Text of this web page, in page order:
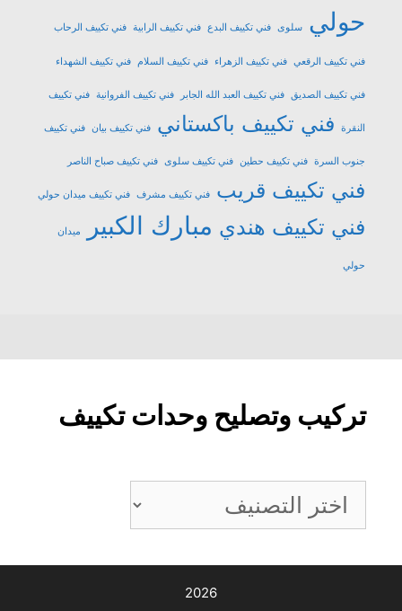
حولي سلوى فني تكييف البدع فني تكييف الرابية فني تكييف الرحاب
فني تكييف الرقعي فني تكييف الزهراء فني تكييف السلام فني تكييف الشهداء
فني تكييف الصديق فني تكييف العبد الله الجابر فني تكييف الفروانية فني تكييف
النقرة فني تكييف باكستاني فني تكييف بيان فني تكييف
جنوب السرة فني تكييف حطين فني تكييف سلوى فني تكييف صباح الناصر
فني تكييف قريب فني تكييف مشرف فني تكييف ميدان حولي
فني تكييف هندي مبارك الكبير ميدان
حولي
تركيب وتصليح وحدات تكييف
تركيب
وتصليح
وحدات
2026